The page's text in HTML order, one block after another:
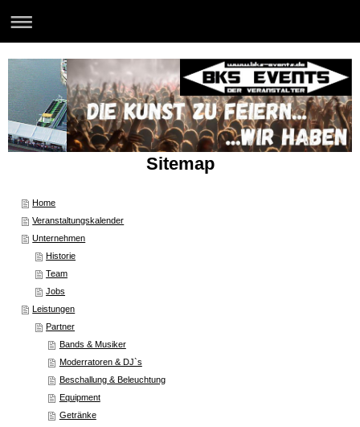
Sitemap
Home
Veranstaltungskalender
Unternehmen
Historie
Team
Jobs
Leistungen
Partner
Bands & Musiker
Moderratoren & DJ`s
Beschallung & Beleuchtung
Equipment
Getränke